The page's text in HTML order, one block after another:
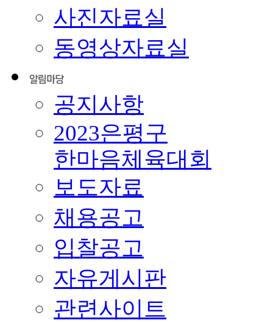
사진자료실
동영상자료실
공지사항
2023은평구
한마음체육대회
보도자료
채용공고
입찰공고
자유게시판
관련사이트